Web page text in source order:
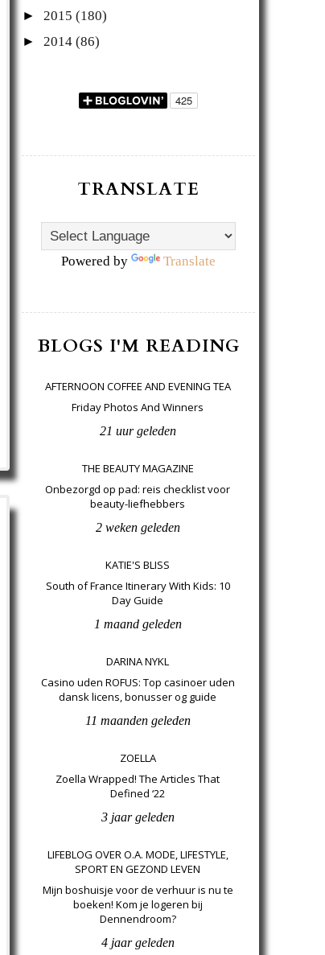
► 2015 (180)
► 2014 (86)
TRANSLATE
Powered by Translate
BLOGS I'M READING
AFTERNOON COFFEE AND EVENING TEA
Friday Photos And Winners
21 uur geleden
THE BEAUTY MAGAZINE
Onbezorgd op pad: reis checklist voor
beauty-liefhebbers
2 weken geleden
KATIE'S BLISS
South of France Itinerary With Kids: 10
Day Guide
1 maand geleden
DARINA NYKL
Casino uden ROFUS: Top casinoer uden
dansk licens, bonusser og guide
11 maanden geleden
ZOELLA
Zoella Wrapped! The Articles That
Defined ‘22
3 jaar geleden
LIFEBLOG OVER O.A. MODE, LIFESTYLE,
SPORT EN GEZOND LEVEN
Mijn boshuisje voor de verhuur is nu te
boeken! Kom je logeren bij
Dennendroom?
4 jaar geleden